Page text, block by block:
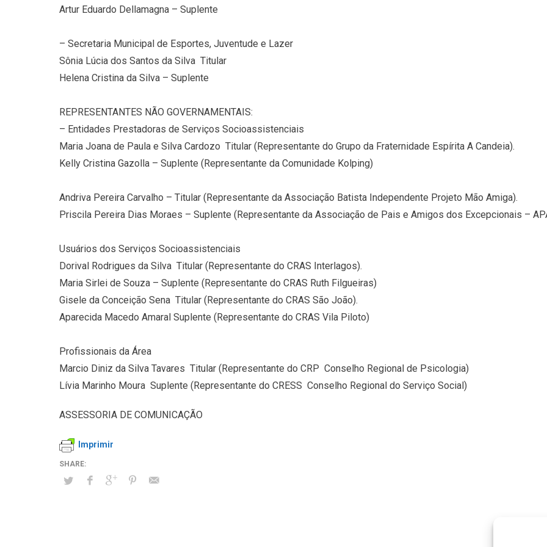
Artur Eduardo Dellamagna – Suplente
– Secretaria Municipal de Esportes, Juventude e Lazer
Sônia Lúcia dos Santos da Silva  Titular
Helena Cristina da Silva – Suplente
REPRESENTANTES NÃO GOVERNAMENTAIS:
– Entidades Prestadoras de Serviços Socioassistenciais
Maria Joana de Paula e Silva Cardozo  Titular (Representante do Grupo da Fraternidade Espírita A Candeia).
Kelly Cristina Gazolla – Suplente (Representante da Comunidade Kolping)
Andriva Pereira Carvalho – Titular (Representante da Associação Batista Independente Projeto Mão Amiga).
Priscila Pereira Dias Moraes – Suplente (Representante da Associação de Pais e Amigos dos Excepcionais –
Usuários dos Serviços Socioassistenciais
Dorival Rodrigues da Silva  Titular (Representante do CRAS Interlagos).
Maria Sirlei de Souza – Suplente (Representante do CRAS Ruth Filgueiras)
Gisele da Conceição Sena  Titular (Representante do CRAS São João).
Aparecida Macedo Amaral Suplente (Representante do CRAS Vila Piloto)
Profissionais da Área
Marcio Diniz da Silva Tavares  Titular (Representante do CRP  Conselho Regional de Psicologia)
Lívia Marinho Moura  Suplente (Representante do CRESS  Conselho Regional do Serviço Social)
ASSESSORIA DE COMUNICAÇÃO
Imprimir